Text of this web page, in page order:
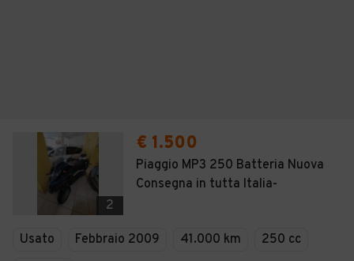
2
€ 1.500
Piaggio MP3 250 Batteria Nuova
Consegna in tutta Italia-
Usato Febbraio 2009 41.000 km
250 cc